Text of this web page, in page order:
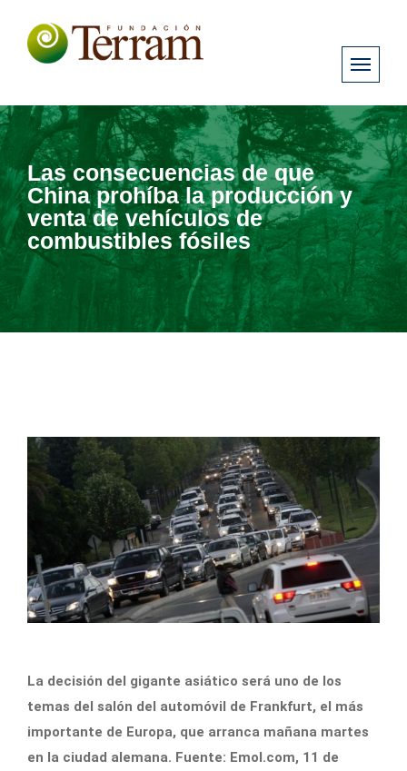
Las consecuencias de que
China prohíba la producción y
venta de vehículos de
combustibles fósiles
La decisión del gigante asiático será uno de los
temas del salón del automóvil de Frankfurt, el más
importante de Europa, que arranca mañana martes
en la ciudad alemana. Fuente: Emol.com, 11 de